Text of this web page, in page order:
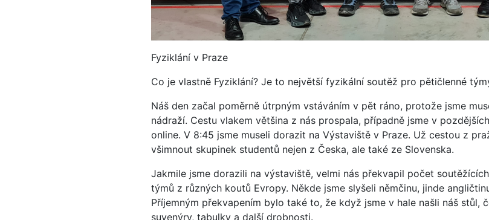
Fyziklání v Praze
Co je vlastně Fyziklání? Je to největší fyzikální soutěž pro pětičlenné
Náš den začal poměrně útrpným vstáváním v pět ráno, protože jsme
nádraží. Cestu vlakem většina z nás prospala, případně jsme v
online. V 8:45 jsme museli dorazit na Výstaviště v Praze. Už cestou z
všimnout skupinek studentů nejen z Česka, ale také ze Slovenska.
Jakmile jsme dorazili na výstaviště, velmi nás překvapil počet
týmů z různých koutů Evropy. Někde jsme slyšeli němčinu, jinde
Příjemným překvapením bylo také to, že když jsme v hale našli náš stůl,
suvenýry, tabulky a další drobnosti.